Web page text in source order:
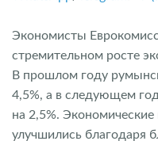
Экономисты
стремительном росте
В прошлом году
4,5%, а в следующем
на 2,5%.
улучшились благодаря